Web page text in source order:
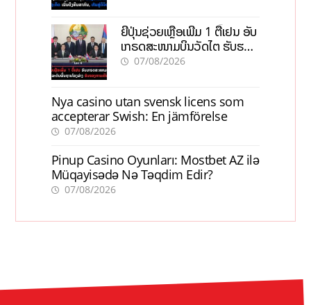
ຍີ່ປຸ່ນຊ່ວຍເຫຼືອເພີ່ມ 1 ຕື້ເຢນ ອັບ
ເກຣດສະໜາມບິນວັດໄຕ ຮັບຮອງ
ການເຕີບໂຕ
07/08/2026
Nya casino utan svensk licens som
accepterar Swish: En jämförelse
07/08/2026
Pinup Casino Oyunları: Mostbet AZ ilə
Müqayisədə Nə Təqdim Edir?
07/08/2026